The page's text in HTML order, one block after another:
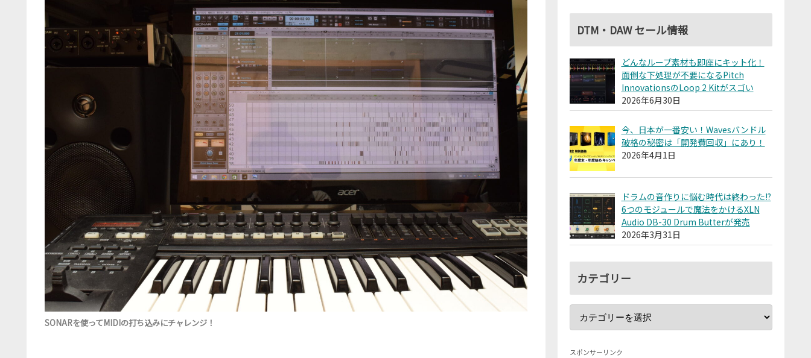
SONARを使ってMIDIの打ち込みにチャレンジ！
DTM・DAW セール情報
どんなループ素材も即座にキット化！
面倒な下処理が不要になるPitch
InnovationsのLoop 2 Kitがスゴい
2026年6月30日
今、日本が一番安い！Wavesバンドル
破格の秘密は「開発費回収」にあり！
2026年4月1日
ドラムの音作りに悩む時代は終わった!?
6つのモジュールで魔法をかけるXLN
Audio DB-30 Drum Butterが発売
2026年3月31日
カテゴリー
スポンサーリンク